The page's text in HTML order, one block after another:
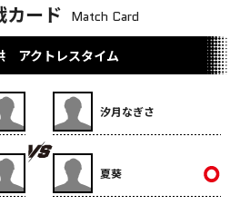
カード Match Card
アクトレスタイム
汐月なぎさ
夏葵